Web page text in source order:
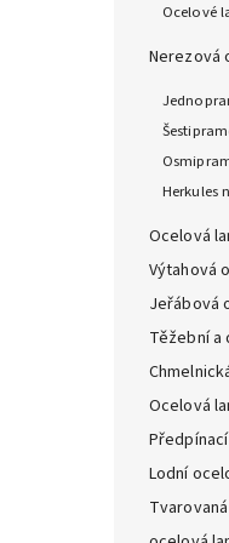
Ocelové
Nerezová
Herkules
Ocelová
Výtahová
Jeřábová
Těžební a
Ocelová
Lodní